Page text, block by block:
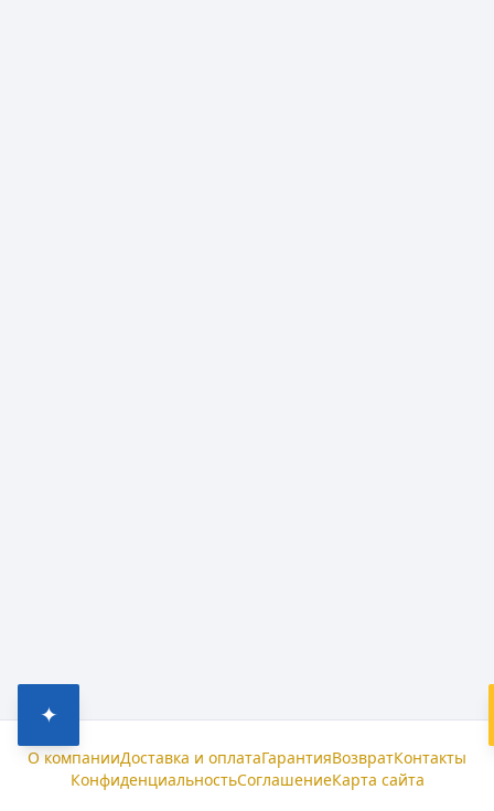
✦
О компанииДоставка и оплатаГарантияВозвратКонтакты
КонфиденциальностьСоглашениеКарта сайта